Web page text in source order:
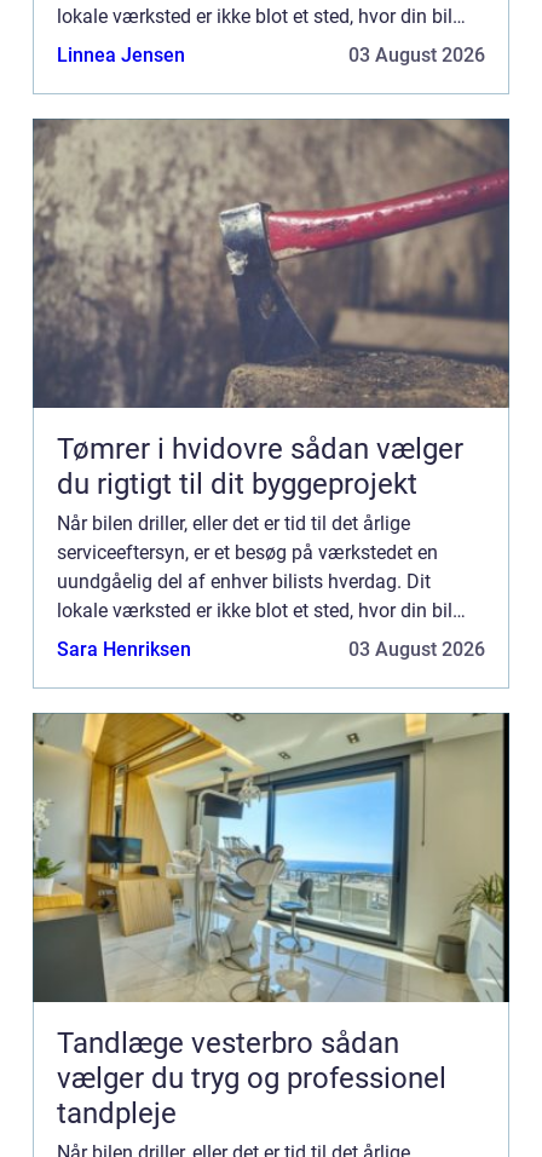
lokale værksted er ikke blot et sted, hvor din bil
repareret; de...
Linnea Jensen 03 August 2026
Tømrer i hvidovre sådan vælger
du rigtigt til dit byggeprojekt
Når bilen driller, eller det er tid til det årlige
serviceeftersyn, er et besøg på værkstedet en
uundgåelig del af enhver bilists hverdag. Dit
lokale værksted er ikke blot et sted, hvor din bil
repareret; de...
Sara Henriksen 03 August 2026
Tandlæge vesterbro sådan
vælger du tryg og professionel
tandpleje
Når bilen driller, eller det er tid til det årlige